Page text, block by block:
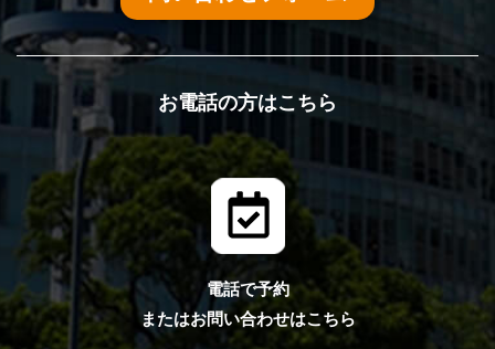
お電話の方はこちら
電話で予約
またはお問い合わせはこちら